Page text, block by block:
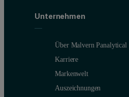
Unternehmen
Über Malvern Panalytical
Karriere
Markenwelt
Auszeichnungen